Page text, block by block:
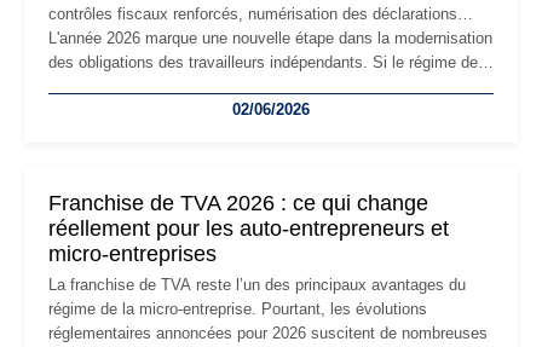
contrôles fiscaux renforcés, numérisation des déclarations…
L'année 2026 marque une nouvelle étape dans la modernisation
des obligations des travailleurs indépendants. Si le régime de
les auto-entrepreneurs devront s'adapter à un environnement
02/06/2026
Franchise de TVA 2026 : ce qui change
réellement pour les auto-entrepreneurs et
micro-entreprises
La franchise de TVA reste l’un des principaux avantages du
régime de la micro-entreprise. Pourtant, les évolutions
réglementaires annoncées pour 2026 suscitent de nombreuses